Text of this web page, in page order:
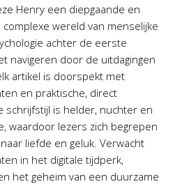
Henry een diepgaande en
wereld van menselijke
achter de eerste
navigeren door de uitdagingen
artikel is doorspekt met
en praktische, direct
schrijfstijl is helder, nuchter en
waardoor lezers zich begrepen
liefde en geluk. Verwacht
in het digitale tijdperk,
het geheim van een duurzame